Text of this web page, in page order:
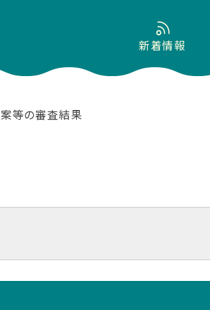
新着情報
等の審査結果